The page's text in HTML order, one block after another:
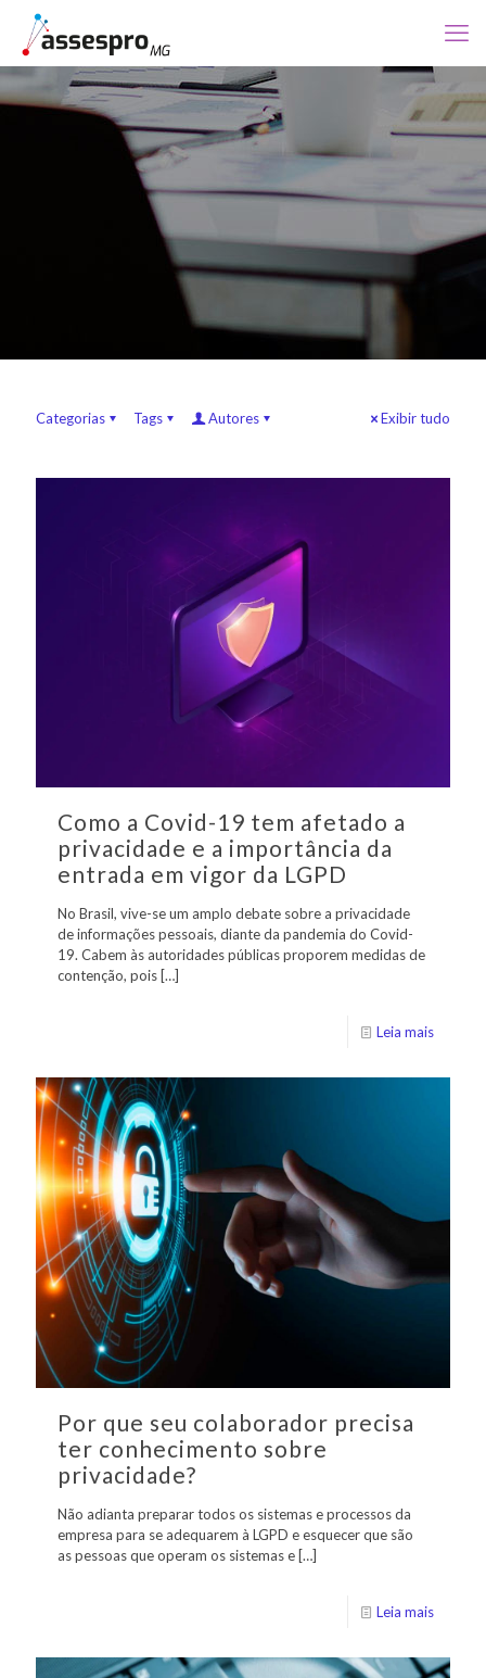
Categorias Tags Autores Exibir tudo
Como a Covid-19 tem afetado a
privacidade e a importância da
entrada em vigor da LGPD
No Brasil, vive-se um amplo debate sobre a privacidade
de informações pessoais, diante da pandemia do Covid-
19. Cabem às autoridades públicas proporem medidas de
contenção, pois […]
Leia mais
Por que seu colaborador precisa
ter conhecimento sobre
privacidade?
Não adianta preparar todos os sistemas e processos da
empresa para se adequarem à LGPD e esquecer que são
as pessoas que operam os sistemas e[…]
Leia mais